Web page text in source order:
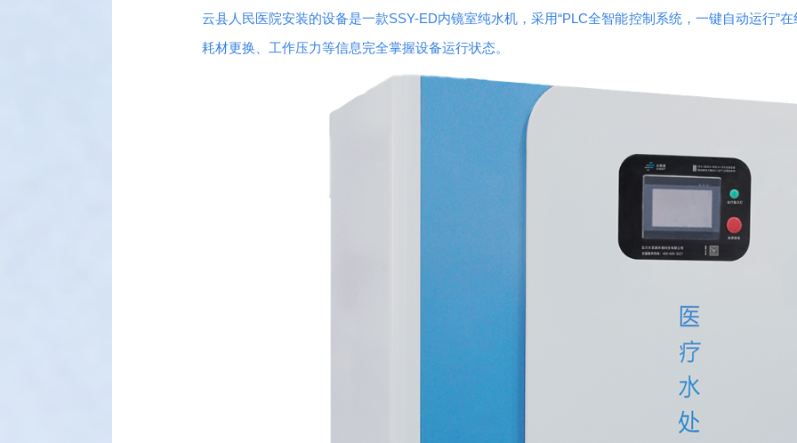
云县人民医院安装的设备是一款SSY-ED内镜室纯水机，采用“PLC全智能控制系统，一键自动运行”
耗材更换、工作压力等信息完全掌握设备运行状态。